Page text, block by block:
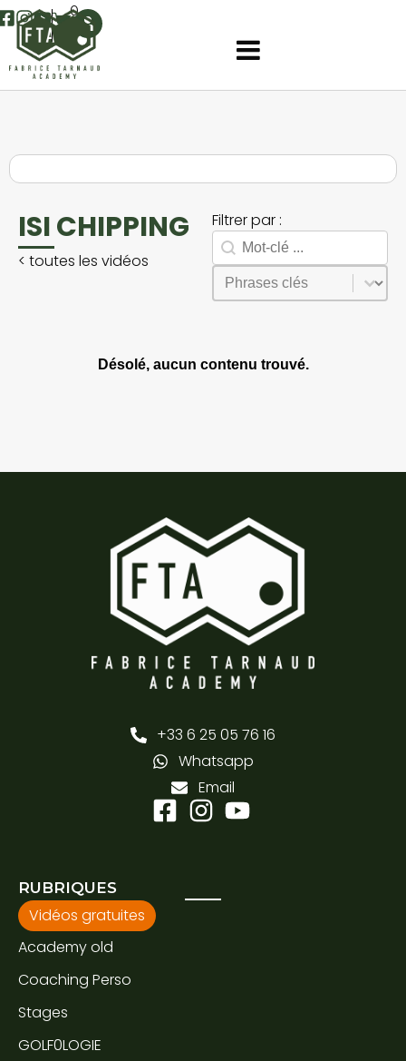
0
ISI CHIPPING
< toutes les vidéos
Filtrer par :
Search facet-2
Rechercher
Phrases
Sélectionnez le contenu
Désolé, aucun contenu trouvé.
+33 6 25 05 76 16
Whatsapp
Email
RUBRIQUES
Vidéos gratuites
Academy old
Coaching Perso
Stages
GOLF0LOGIE